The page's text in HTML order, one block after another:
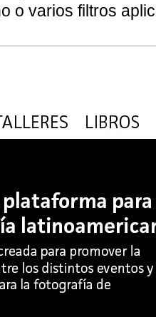
o varios filtros